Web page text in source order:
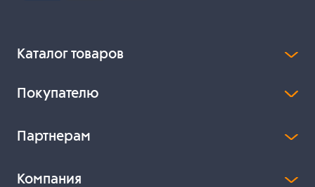
Каталог товаров
Покупателю
Партнерам
Компания